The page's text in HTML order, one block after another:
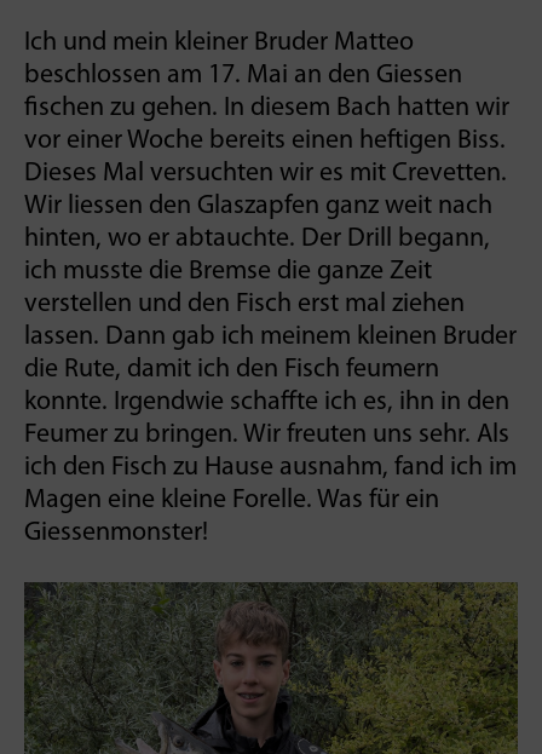
Ich und mein kleiner Bruder Matteo
beschlossen am 17. Mai an den Giessen
fischen zu gehen. In diesem Bach hatten wir
vor einer Woche bereits einen heftigen Biss.
Dieses Mal versuchten wir es mit Crevetten.
Wir liessen den Glaszapfen ganz weit nach
hinten, wo er abtauchte. Der Drill begann,
ich musste die Bremse die ganze Zeit
verstellen und den Fisch erst mal ziehen
lassen. Dann gab ich meinem kleinen Bruder
die Rute, damit ich den Fisch feumern
konnte. Irgendwie schaffte ich es, ihn in den
Feumer zu bringen. Wir freuten uns sehr. Als
ich den Fisch zu Hause ausnahm, fand ich im
Magen eine kleine Forelle. Was für ein
Giessen­monster!